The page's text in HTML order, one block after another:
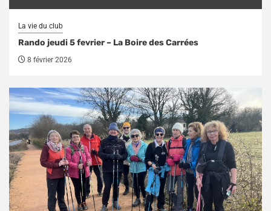
La vie du club
Rando jeudi 5 fevrier – La Boire des Carrées
8 février 2026